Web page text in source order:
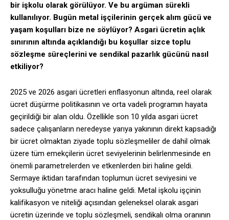
bir işkolu olarak görülüyor. Ve bu argüman sürekli
kullanılıyor. Bugün metal işçilerinin gerçek alım gücü ve
yaşam koşulları bize ne söylüyor? Asgari ücretin açlık
sınırının altında açıklandığı bu koşullar sizce toplu
sözleşme süreçlerini ve sendikal pazarlık gücünü nasıl
etkiliyor?
2025 ve 2026 asgari ücretleri enflasyonun altında, reel olarak
ücret düşürme politikasının ve orta vadeli programın hayata
geçirildiği bir alan oldu. Özellikle son 10 yılda asgari ücret
sadece çalışanların neredeyse yarıya yakınının direkt kapsadığı
bir ücret olmaktan ziyade toplu sözleşmeliler de dahil olmak
üzere tüm emekçilerin ücret seviyelerinin belirlenmesinde en
önemli parametrelerden ve etkenlerden biri haline geldi.
Sermaye iktidarı tarafından toplumun ücret seviyesini ve
yoksulluğu yönetme aracı haline geldi. Metal işkolu işçinin
kalifikasyon ve niteliği açısından geleneksel olarak asgari
ücretin üzerinde ve toplu sözleşmeli, sendikalı olma oranının